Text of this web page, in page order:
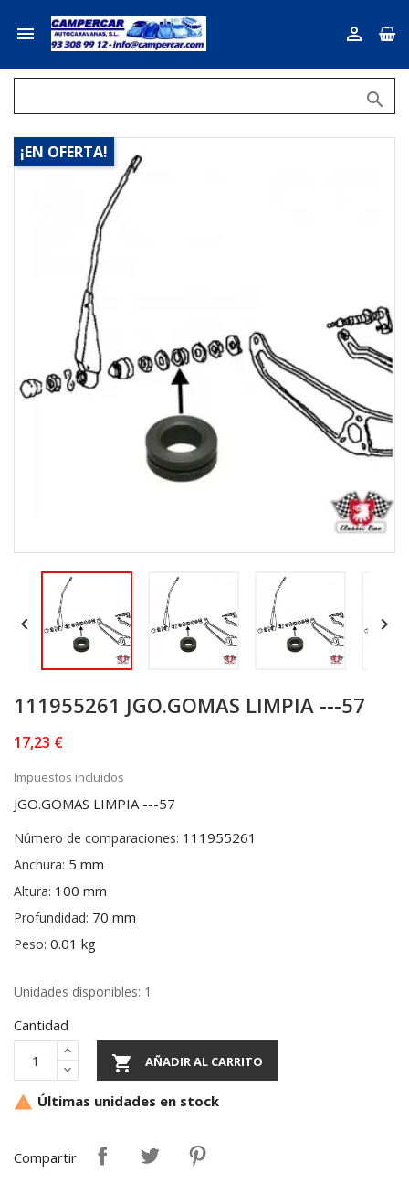
 

¡EN OFERTA!
 
111955261 JGO.GOMAS LIMPIA ---57
17,23 €
Impuestos incluidos
JGO.GOMAS LIMPIA ---57
Número de comparaciones: 111955261
Anchura: 5 mm
Altura: 100 mm
Profundidad: 70 mm
Peso: 0.01 kg
Unidades disponibles: 1
Cantidad
 AÑADIR AL CARRITO
 Últimas unidades en stock
Compartir